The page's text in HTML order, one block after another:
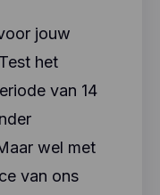
jouw
het
van 14
wel met
van ons